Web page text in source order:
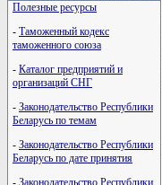
Полезные ресурсы
- Таможенный кодекс
таможенного союза
- Каталог предприятий и
организаций СНГ
- Законодательство Республики
Беларусь по темам
- Законодательство Республики
Беларусь по дате принятия
- Законодательство Республики